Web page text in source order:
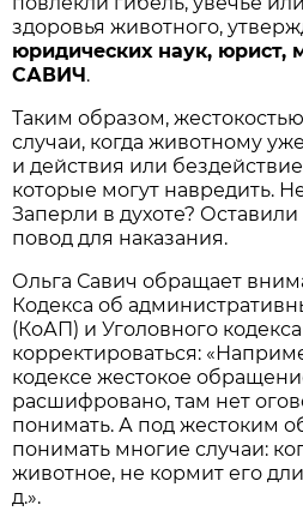
здоровья животного,
юридических наук, юрист,
САВИЧ .
Таким образом,
случаи, когда животному
и действия или
которые могут навредить.
Заперли в духоте?
повод для наказания.
Ольга Савич обращает
Кодекса об
(КоАП) и Уголовного
корректироваться:
кодексе жестокое
расшифровано, там нет
понимать. А под жестоким
понимать многие случаи:
животное, не кормит его
д.».